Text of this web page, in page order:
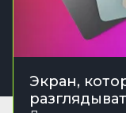
Экран,